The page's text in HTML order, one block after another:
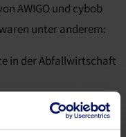
AWIGO und cybob
unter anderem:
in der Abfallwirtschaft
künftig in der